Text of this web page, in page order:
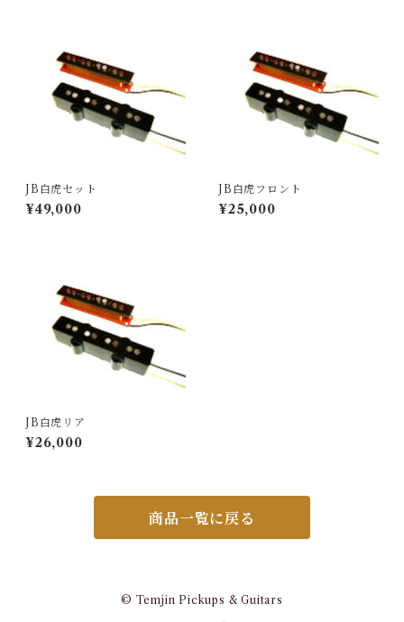
JB白虎セット
¥49,000
JB白虎フロント
¥25,000
JB白虎リア
¥26,000
商品一覧に戻る
© Temjin Pickups & Guitars